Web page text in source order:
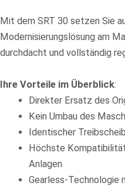
Mit dem SRT 30 setzen Sie
Modernisierungslösung am
durchdacht und vollständig
Ihre Vorteile im Überblick:
Direkter Ersatz des
Kein Umbau des
Identischer
Höchste
Anlagen
Gearless-Technologie